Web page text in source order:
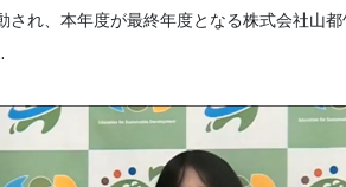
され、本年度が最終年度となる株式会社山